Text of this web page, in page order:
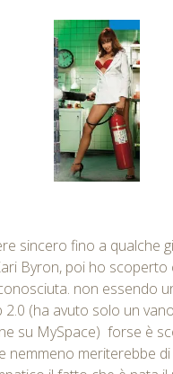
sincero fino a qualche
Byron, poi ho scoperto
non essendo
2.0 (ha avuto solo un
su MySpace) forse è
nemmeno meriterebbe